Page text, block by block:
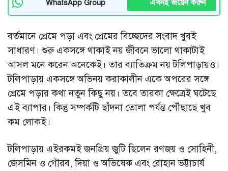
WhatsApp Group এখনই জয়েন করুন
বর্তমানে প্রেমে পড়া এবং প্রেমের বিচ্ছেদের সংবাদ খুবই
সাধারণ। শুরু একসঙ্গে থাকাই নয় জীবনে ভালো থাকাটাই
আসল মনে করেন অনেকেই। তার ব্যাতিক্রম নয় টলিপাড়ায়ও।
টলিপাড়ায় একসঙ্গে অভিনয় করাকালীন একে অপরের সঙ্গে
প্রেমে পড়ার কথা নতুন কিছু নয়। তবে তারকা ক্ষেত্রেই ঘটেছে
এই ব্যাপার। কিন্তু সম্পর্কটি ছাঁদনা তোলা পর্যন্ত পৌঁছাছে খুব
কম লোকই।
টলিপাড়ায় এইরকমই জনপ্রিয় জুটি ছিলেন রণজয় ও সোহিনী,
জেসমিন ও গৌরব, দিয়া ও অভিষেক এবং রোহান ভট্টাচার্য